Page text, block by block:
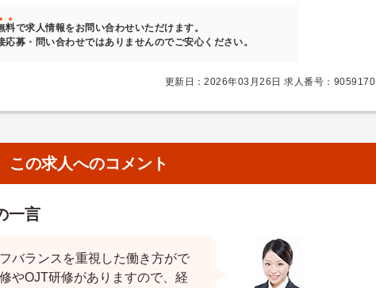
料で求人情報をお問い合わせいただけます。
応募・問い合わせではありませんのでご安心ください。
更新日：2026年03月26日 求人番号：9059170
この求人へのコメント
一言
バランスを重視した働き方がで
やOJT研修がありますので、経